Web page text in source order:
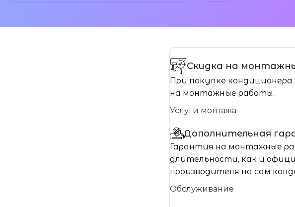
Скидка на
При покупке
на монтажные работы.
Услуги монтажа
Дополнительная
Гарантия на монтажные
длительности, как и
производителя на сам
Обслуживание